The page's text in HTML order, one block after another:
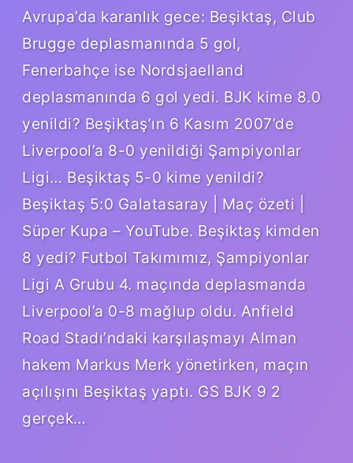
Avrupa’da karanlık gece: Beşiktaş, Club
Brugge deplasmanında 5 gol,
Fenerbahçe ise Nordsjaelland
deplasmanında 6 gol yedi. BJK kime 8.0
yenildi? Beşiktaş’ın 6 Kasım 2007’de
Liverpool’a 8-0 yenildiği Şampiyonlar
Ligi… Beşiktaş 5-0 kime yenildi?
Beşiktaş 5:0 Galatasaray | Maç özeti |
Süper Kupa – YouTube. Beşiktaş kimden
8 yedi? Futbol Takımımız, Şampiyonlar
Ligi A Grubu 4. maçında deplasmanda
Liverpool’a 0-8 mağlup oldu. Anfield
Road Stadı’ndaki karşılaşmayı Alman
hakem Markus Merk yönetirken, maçın
açılışını Beşiktaş yaptı. GS BJK 9 2
gerçek…